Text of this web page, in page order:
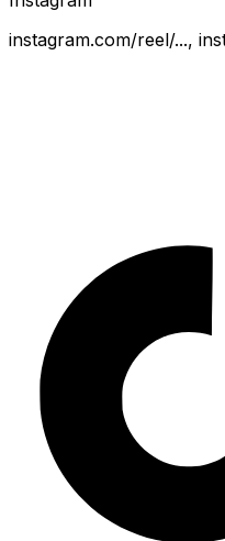
instagram.com/reel/...,